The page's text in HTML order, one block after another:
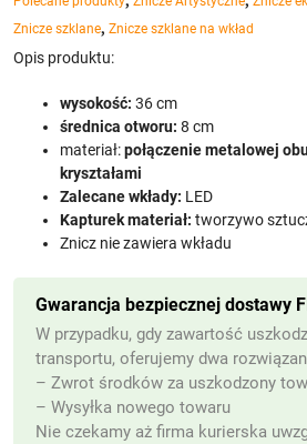
Znicze szklane, Znicze szklane na wkład
Opis produktu:
wysokość: 36 cm
średnica otworu: 8 cm
materiał:połączenie metalowej
kryształami
Zalecane wkłady: LED
Kapturek materiał: tworzywo
Znicz nie zawiera wkładu
Gwarancja bezpiecznej dostawy
W przypadku, gdy zawartość
transportu, oferujemy dwa
– Zwrot środków za uszkodzony
– Wysyłka nowego towaru
Nie czekamy aż firma kurierska